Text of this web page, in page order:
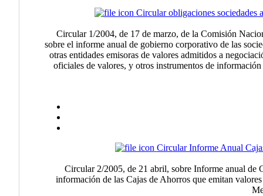
Circular obligaciones sociedades
Circular 1/2004, de 17 de marzo, de la Comisión
sobre el informe anual de gobierno corporativo de las
otras entidades emisoras de valores admitidos a
oficiales de valores, y otros instrumentos de información
Circular Informe Anual
Circular 2/2005, de 21 abril, sobre Informe anual de
información de las Cajas de Ahorros que emitan